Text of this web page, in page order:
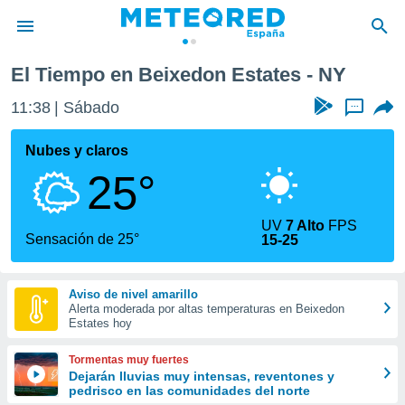
de
por
que se
calidad.
a este
las
y
forma
digital
basada
El Tiempo en Beixedon Estates - NY
11:38 Sábado ...
Nubes y claros
25°
Sensación de 25°
UV7 Alto FPS
15-25
Aviso de nivel amarillo
Alerta moderada por altas temperaturas en Beixedon
Estates hoy
Tormentas muy fuertes
Dejarán lluvias muy intensas, reventones y
pedrisco en las comunidades del norte